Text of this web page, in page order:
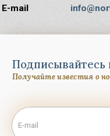
E-mail
Подписывайтесь
Получайте известия о